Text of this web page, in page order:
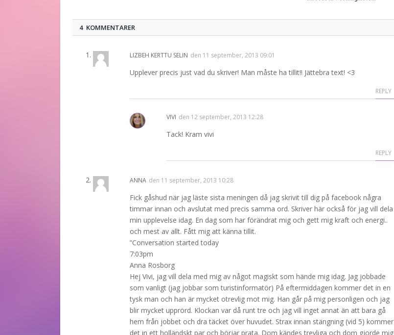
4 KOMMENTARER
LIZBEH KERTTU SELIN den 11 september, 2013 09:01
Upplever precis just vad du skriver! Man måste ha tillit!! Jättebra text! <3
REPLY
VIVI den 12 september, 2013 12:28
Tack! Kram vivi
REPLY
ANNA den 11 september, 2013 10:28
Fick gåshud när jag läste sista meningen då jag skrivit till dig på facebook några
timmar innan och avslutat med precis samma ord. Skriver här också för jag vill dela
min upplevelse idag. En dag som har förändrat mig och gett mig kraft och energi..
och mest av allt. Fått mig att känna tillit.
”Conversation started today
7:03pm
Anna Rosborg
Hej Vivi, jag vill dela med mig av något magiskt som hände mig idag. Jag jobbade
som vanligt (jag jobbar som turistinformatör) På eftermiddagen kommer det in en
tysk man och han är mycket otrevlig mot mig. Han går på mig personligen och jag
blir mycket upprörd. Klockan var då runt tre och jag vill inget annat än att bara gå
hem från jobbet och dra täcket över huvudet. Strax innan stängning (vid 5) kommer
det in ett holländskt par och börjar prata. Dom kändes trevliga och dom gjorde mig